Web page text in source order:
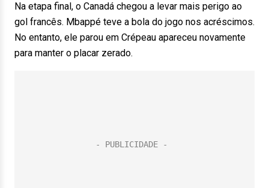
Na etapa final, o Canadá chegou a levar mais perigo ao
gol francês. Mbappé teve a bola do jogo nos acréscimos.
No entanto, ele parou em Crépeau apareceu novamente
para manter o placar zerado.